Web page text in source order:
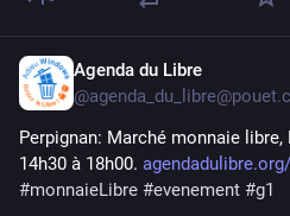
Agenda du Libre
@
Perpignan: Marché monnaie libre,
14h30 à 18h00.
#monnaieLibre #evenement #g1